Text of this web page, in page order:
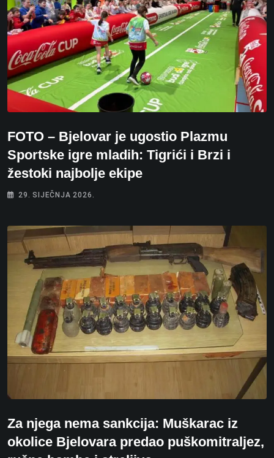
FOTO – Bjelovar je ugostio Plazmu
Sportske igre mladih: Tigrići i Brzi i
žestoki najbolje ekipe
29. SIJEČNJA 2026.
Za njega nema sankcija: Muškarac iz
okolice Bjelovara predao puškomitraljez,